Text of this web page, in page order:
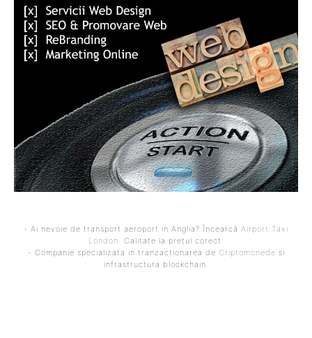
- Ai nevoie de transport aeroport in Anglia? Încearcă Airport Taxi
London . Calitate la prețul corect.
- Companie specializata in tranzactionarea de Criptomonede si
infrastructura blockchain.